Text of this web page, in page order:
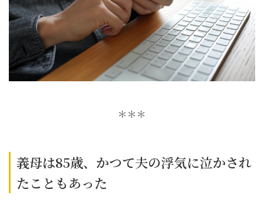
＊＊＊
義母は85歳、かつて夫の浮気に泣かされ
たこともあった